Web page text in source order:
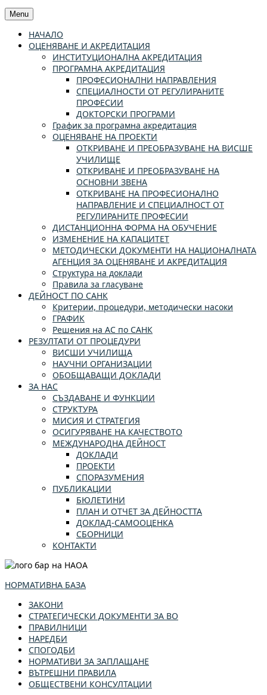
Menu
НАЧАЛО
ОЦЕНЯВАНЕ И АКРЕДИТАЦИЯ
ИНСТИТУЦИОНАЛНА АКРЕДИТАЦИЯ
ПРОГРАМНА АКРЕДИТАЦИЯ
ПРОФЕСИОНАЛНИ НАПРАВЛЕНИЯ
СПЕЦИАЛНОСТИ ОТ РЕГУЛИРАНИТЕ
ПРОФЕСИИ
ДОКТОРСКИ ПРОГРАМИ
График за програмна акредитация
ОЦЕНЯВАНЕ НА ПРОЕКТИ
ОТКРИВАНЕ И ПРЕОБРАЗУВАНЕ НА ВИСШЕ
УЧИЛИЩЕ
ОТКРИВАНЕ И ПРЕОБРАЗУВАНЕ НА
ОСНОВНИ ЗВЕНА
ОТКРИВАНЕ НА ПРОФЕСИОНАЛНО
НАПРАВЛЕНИЕ И СПЕЦИАЛНОСТ ОТ
РЕГУЛИРАНИТЕ ПРОФЕСИИ
ДИСТАНЦИОННА ФОРМА НА ОБУЧЕНИЕ
ИЗМЕНЕНИЕ НА КАПАЦИТЕТ
МЕТОДИЧЕСКИ ДОКУМЕНТИ НА НАЦИОНАЛНАТА
АГЕНЦИЯ ЗА ОЦЕНЯВАНЕ И АКРЕДИТАЦИЯ
Структура на доклади
Правила за гласуване
ДЕЙНОСТ ПО САНК
Критерии, процедури, методически насоки
ГРАФИК
Решения на АС по САНК
РЕЗУЛТАТИ ОТ ПРОЦЕДУРИ
ВИСШИ УЧИЛИЩА
НАУЧНИ ОРГАНИЗАЦИИ
ОБОБЩАВАЩИ ДОКЛАДИ
ЗА НАС
СЪЗДАВАНЕ И ФУНКЦИИ
СТРУКТУРА
МИСИЯ И СТРАТЕГИЯ
ОСИГУРЯВАНЕ НА КАЧЕСТВОТО
МЕЖДУНАРОДНА ДЕЙНОСТ
ДОКЛАДИ
ПРОЕКТИ
СПОРАЗУМЕНИЯ
ПУБЛИКАЦИИ
БЮЛЕТИНИ
ПЛАН И ОТЧЕТ ЗА ДЕЙНОСТТА
ДОКЛАД-САМООЦЕНКА
СБОРНИЦИ
КОНТАКТИ
НОРМАТИВНА БАЗА
ЗАКОНИ
СТРАТЕГИЧЕСКИ ДОКУМЕНТИ ЗА ВО
ПРАВИЛНИЦИ
НАРЕДБИ
СПОГОДБИ
НОРМАТИВИ ЗА ЗАПЛАЩАНЕ
ВЪТРЕШНИ ПРАВИЛА
ОБЩЕСТВЕНИ КОНСУЛТАЦИИ